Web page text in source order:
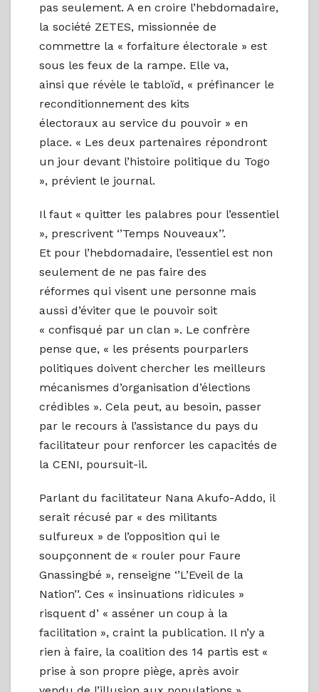
pas seulement. A en croire l’hebdomadaire,
la société ZETES, missionnée de
commettre la « forfaiture électorale » est
sous les feux de la rampe. Elle va,
ainsi que révèle le tabloïd, « préfinancer le
reconditionnement des kits
électoraux au service du pouvoir » en
place. « Les deux partenaires répondront
un jour devant l’histoire politique du Togo
», prévient le journal.
Il faut « quitter les palabres pour l’essentiel
», prescrivent ‘’Temps Nouveaux’’.
Et pour l’hebdomadaire, l’essentiel est non
seulement de ne pas faire des
réformes qui visent une personne mais
aussi d’éviter que le pouvoir soit
« confisqué par un clan ». Le confrère
pense que, « les présents pourparlers
politiques doivent chercher les meilleurs
mécanismes d’organisation d’élections
crédibles ». Cela peut, au besoin, passer
par le recours à l’assistance du pays du
facilitateur pour renforcer les capacités de
la CENI, poursuit-il.
Parlant du facilitateur Nana Akufo-Addo, il
serait récusé par « des militants
sulfureux » de l’opposition qui le
soupçonnent de « rouler pour Faure
Gnassingbé », renseigne ‘’L’Eveil de la
Nation’’. Ces « insinuations ridicules »
risquent d’ « asséner un coup à la
facilitation », craint la publication. Il n’y a
rien à faire, la coalition des 14 partis est «
prise à son propre piège, après avoir